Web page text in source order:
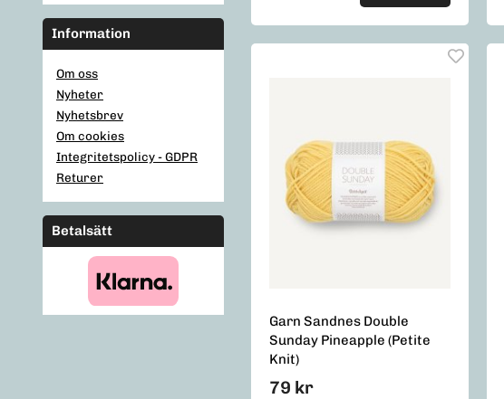
Information
Om oss
Nyheter
Nyhetsbrev
Om cookies
Integritetspolicy - GDPR
Returer
Betalsätt
Garn Sandnes Double
Sunday Pineapple (Petite
Knit)
79 kr